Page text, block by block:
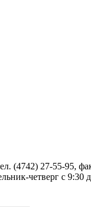
(4742) 27-55-95,
четверг с 9:30